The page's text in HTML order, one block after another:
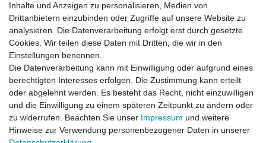
ca. Maße:
36E-12121 = Gesamtlänge:47.5cm, Bundweite:39cm,
Saumweite:52cm
Inhalte und Anzeigen zu personalisieren, Medien von
Drittanbietern einzubinden oder Zugriffe auf unsere Website zu
analysieren. Die Datenverarbeitung erfolgt erst durch gesetzte
Cookies. Wir teilen diese Daten mit Dritten, die wir in den
Einstellungen benennen.
Die Datenverarbeitung kann mit Einwilligung oder aufgrund eines
berechtigten Interesses erfolgen. Die Zustimmung kann erteilt
oder abgelehnt werden. Es besteht das Recht, nicht einzuwilligen
und die Einwilligung zu einem späteren Zeitpunkt zu ändern oder
zu widerrufen. Beachten Sie unser Impressum und weitere
Hinweise zur Verwendung personenbezogener Daten in unserer